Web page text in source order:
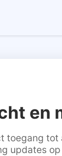
en
toegang tot
updates